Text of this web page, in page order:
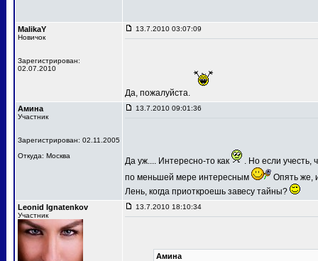
MalikaY
Новичок
Зарегистрирован:
02.07.2010
13.7.2010 03:07:09
Да, пожалуйста.
Амина
Участник
Зарегистрирован: 02.11.2005
Откуда: Москва
13.7.2010 09:01:36
Да уж.... Интересно-то как
. Но если учесть,
по меньшей мере интересным
Опять же,
Лень, когда приоткроешь завесу тайны?
Leonid Ignatenkov
Участник
13.7.2010 18:10:34
Амина